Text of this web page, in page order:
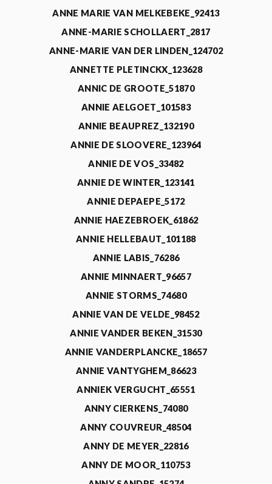
ANNE MARIE VAN MELKEBEKE_92413
ANNE-MARIE SCHOLLAERT_2817
ANNE-MARIE VAN DER LINDEN_124702
ANNETTE PLETINCKX_123628
ANNIC DE GROOTE_51870
ANNIE AELGOET_101583
ANNIE BEAUPREZ_132190
ANNIE DE SLOOVERE_123964
ANNIE DE VOS_33482
ANNIE DE WINTER_123141
ANNIE DEPAEPE_5172
ANNIE HAEZEBROEK_61862
ANNIE HELLEBAUT_101188
ANNIE LABIS_76286
ANNIE MINNAERT_96657
ANNIE STORMS_74680
ANNIE VAN DE VELDE_98452
ANNIE VANDER BEKEN_31530
ANNIE VANDERPLANCKE_18657
ANNIE VANTYGHEM_86623
ANNIEK VERGUCHT_65551
ANNY CIERKENS_74080
ANNY COUVREUR_48504
ANNY DE MEYER_22816
ANNY DE MOOR_110753